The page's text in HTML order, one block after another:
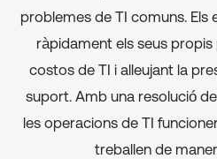
problemes de TI comuns.
ràpidament els seus
costos de TI i alleujant la
suport. Amb una resolució
les operacions de TI
treballen de